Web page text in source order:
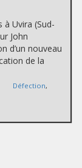
Uvira (Sud-
John
d’un nouveau
de la
Défection,